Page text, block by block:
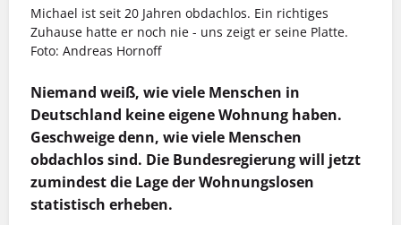
Michael ist seit 20 Jahren obdachlos. Ein richtiges
Zuhause hatte er noch nie - uns zeigt er seine Platte.
Foto: Andreas Hornoff
Niemand weiß, wie viele Menschen in
Deutschland keine eigene Wohnung haben.
Geschweige denn, wie viele Menschen
obdachlos sind. Die Bundesregierung will jetzt
zumindest die Lage der Wohnungslosen
statistisch erheben.